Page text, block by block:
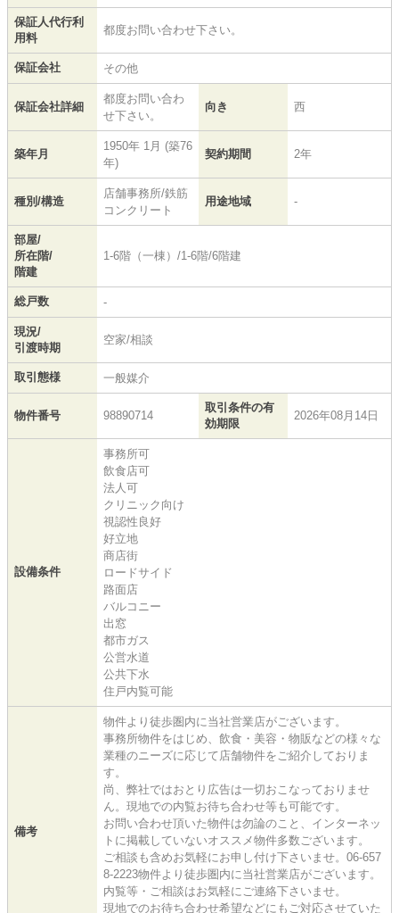
保証人代行利
用料
都度お問い合わせ下さい。
保証会社 その他
保証会社詳細
都度お問い合わ
せ下さい。
向き 西
築年月
1950年 1月 (築76
年)
契約期間 2年
種別/構造
店舗事務所/鉄筋
コンクリート
用途地域 -
部屋/
所在階/
階建
1-6階（一棟）/1-6階/6階建
総戸数 -
現況/
引渡時期
空家/相談
取引態様 一般媒介
物件番号 98890714
取引条件の有
効期限
2026年08月14日
設備条件
事務所可
飲食店可
法人可
クリニック向け
視認性良好
好立地
商店街
ロードサイド
路面店
バルコニー
出窓
都市ガス
公営水道
公共下水
住戸内覧可能
備考
物件より徒歩圏内に当社営業店がございます。
事務所物件をはじめ、飲食・美容・物販などの様々な
業種のニーズに応じて店舗物件をご紹介しておりま
す。
尚、弊社ではおとり広告は一切おこなっておりませ
ん。現地での内覧お待ち合わせ等も可能です。
お問い合わせ頂いた物件は勿論のこと、インターネッ
トに掲載していないオススメ物件多数ございます。
ご相談も含めお気軽にお申し付け下さいませ。06-657
8-2223物件より徒歩圏内に当社営業店がございます。
内覧等・ご相談はお気軽にご連絡下さいませ。
現地でのお待ち合わせ希望などにもご対応させていた